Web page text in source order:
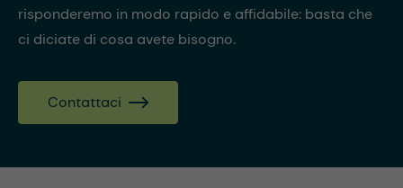
risponderemo in modo rapido e affidabile: basta che
ci diciate di cosa avete bisogno.
Contattaci